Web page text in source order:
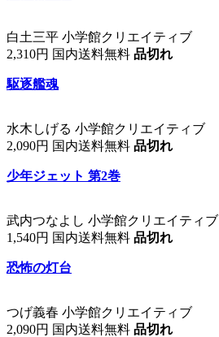
白土三平 小学館クリエイティブ
2,310円 国内送料無料 品切れ
駆逐艦魂
水木しげる 小学館クリエイティブ
2,090円 国内送料無料 品切れ
少年ジェット 第2巻
武内つなよし 小学館クリエイティブ
1,540円 国内送料無料 品切れ
恐怖の灯台
つげ義春 小学館クリエイティブ
2,090円 国内送料無料 品切れ